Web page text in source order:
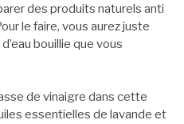
des produits naturels anti
le faire, vous aurez juste
bouillie que vous
de vinaigre dans cette
essentielles de lavande et